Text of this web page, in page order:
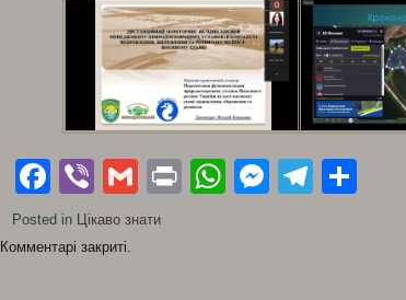
Facebook
ViberGmail
PrintWhatsApp
Posted in Цікаво знати
Комментарі закриті.